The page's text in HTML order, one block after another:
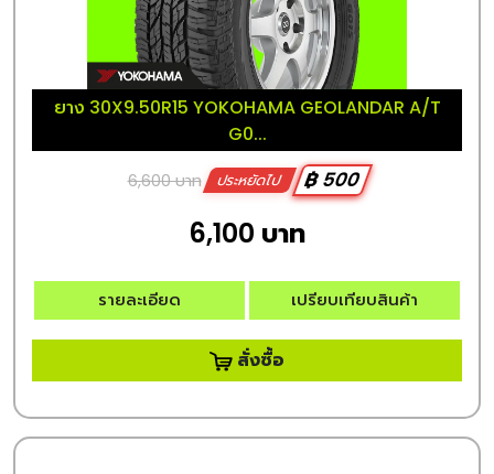
ยาง 30X9.50R15 YOKOHAMA GEOLANDAR A/T
G0...
6,600 บาท ประหยัดไป ฿ 500
6,100 บาท
รายละเอียด เปรียบเทียบสินค้า
สั่งซื้อ